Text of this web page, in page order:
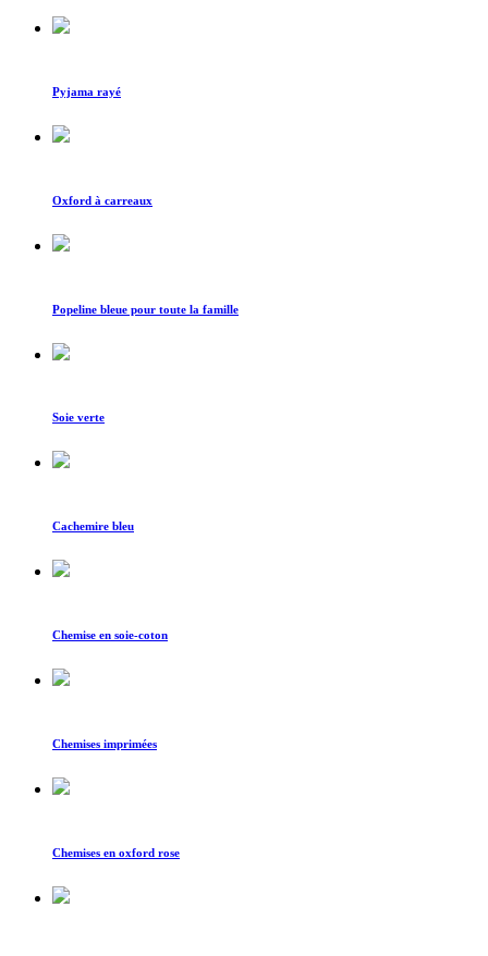
Pyjama rayé
Oxford à carreaux
Popeline bleue pour toute la famille
Soie verte
Cachemire bleu
Chemise en soie-coton
Chemises imprimées
Chemises en oxford rose